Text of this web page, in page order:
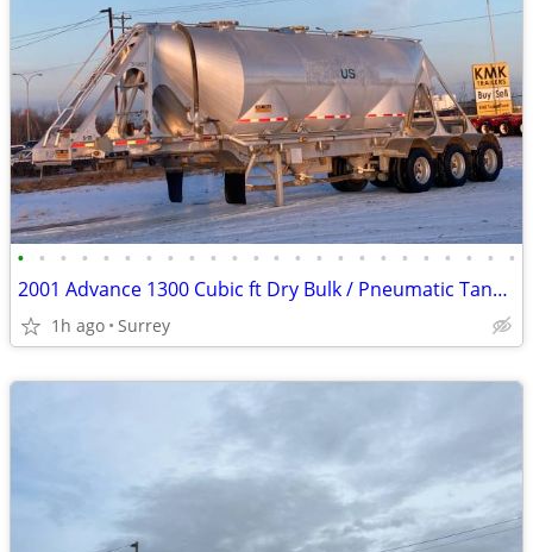
• • • • • • • • • • • • • • • • • • • • • • • •
2001 Advance 1300 Cubic ft Dry Bulk / Pneumatic Tank Trailer
1h ago Surrey